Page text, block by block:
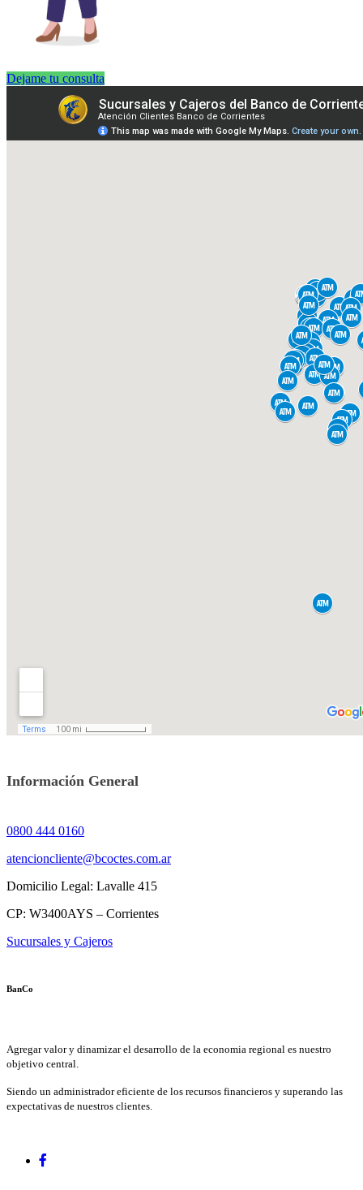
Dejame tu consulta
Información General
0800 444 0160
atencioncliente@bcoctes.com.ar
Domicilio Legal: Lavalle 415
CP: W3400AYS – Corrientes
Sucursales y Cajeros
BanCo
Agregar valor y dinamizar el desarrollo de la economia regional es nuestro
objetivo central.
Siendo un administrador eficiente de los recursos financieros y superando las
expectativas de nuestros clientes.